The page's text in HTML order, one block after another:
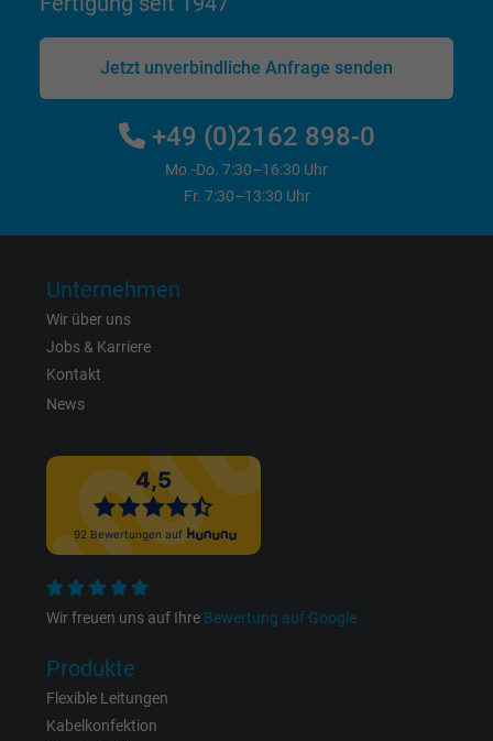
act, Facebook Pixel
1 Jahr
Zweck
Name
Anbieter
Zweck
Cookie von Facebook für Website-Analyse,
Anzeigenausrichtung und
Anbieter Facebook Ireland Ltd.
Laufzeit
Zweck
Jetzt unverbindliche Anfrage senden
+49 (0)2162 898-0
Mo.-Do. 7:30–16:30 Uhr
Fr. 7:30–13:30 Uhr
Unternehmen
Wir über uns
Jobs & Karriere
Kontakt
News
Wir freuen uns auf Ihre Bewertung auf Google
Produkte
Flexible Leitungen
Kabelkonfektion